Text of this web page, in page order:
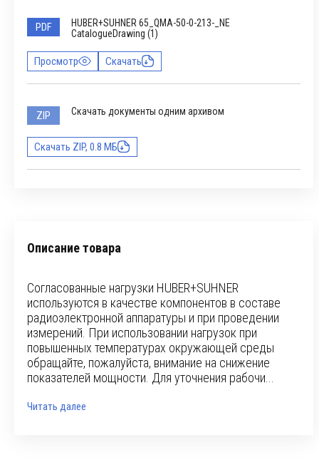
PDF
HUBER+SUHNER 65_QMA-50-0-213-_NE
CatalogueDrawing (1)
Просмотр Скачать
ZIP Скачать документы одним архивом
Скачать ZIP, 0.8 МБ
Описание товара
Согласованные нагрузки HUBER+SUHNER
используются в качестве компонентов в составе
радиоэлектронной аппаратуры и при проведении
измерений. При использовании нагрузок при
повышенных температурах окружающей среды
обращайте, пожалуйста, внимание на снижение
показателей мощности. Для уточнения рабочи...
Читать далее